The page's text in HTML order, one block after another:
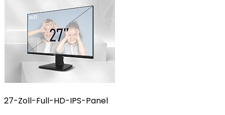
27-Zoll-Full-HD-IPS-Panel